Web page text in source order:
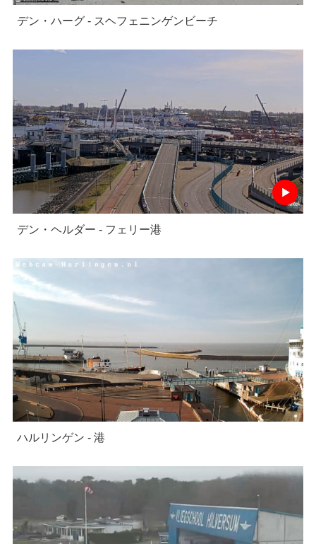
デン・ハーグ - スヘフェニンゲンビーチ
デン・ヘルダー - フェリー港
ハルリンゲン - 港